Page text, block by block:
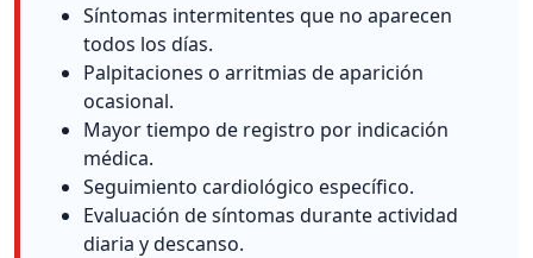
Síntomas intermitentes que no aparecen
todos los días.
Palpitaciones o arritmias de aparición
ocasional.
Mayor tiempo de registro por indicación
médica.
Seguimiento cardiológico específico.
Evaluación de síntomas durante actividad
diaria y descanso.